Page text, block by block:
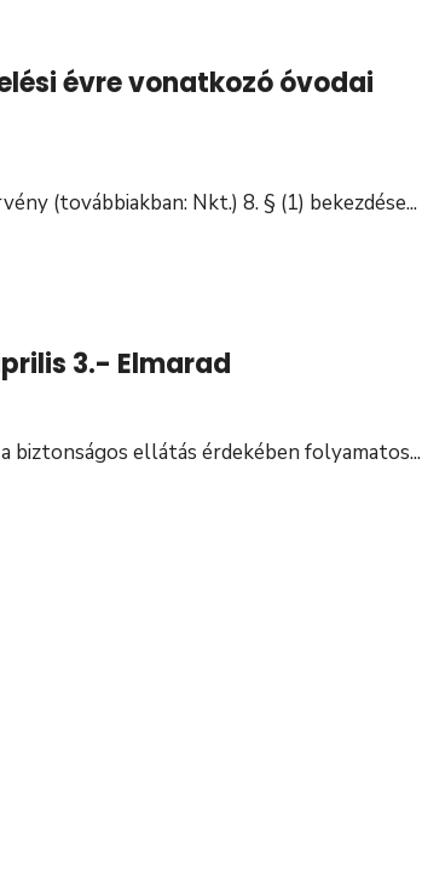
évre vonatkozó óvodai
(továbbiakban: Nkt.) 8. § (1) bekezdése...
3.- Elmarad
biztonságos ellátás érdekében folyamatos...